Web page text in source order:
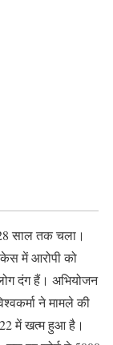
साल तक चला।
में आरोपी को
दंग हैं। अभियोजन
ने मामले की
में खत्म हुआ है।